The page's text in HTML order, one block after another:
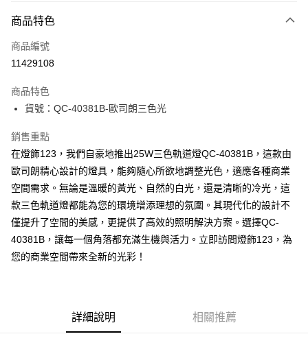
信用卡一次付款
LINE Pay
街口支付
悠遊付
Google Pay
全盈+PAY
AFTEE先享後付
相關說明
【關於「AFTEE先享後付」】
AFTEE先享後付是「在收到商品之後才付款」的支付方式。 讓您購物簡單
便利好安心！
【「AFTEE先享後付」結帳流程】
每筆NT$180，滿NT$5,000(含以上)免運費
商品特色
商品編號
11429108
商品特色
貨號：QC-40381B-歐司朗三色光
銷售重點
在燈飾123，我們自豪地推出25W三色軌道燈QC-40381B，這款由
歐司朗精心設計的燈具，能夠隨心所欲地調整光色，適應各種商業
空間需求。無論是溫暖的黃光、自然的白光，還是清晰的冷光，這
款三色軌道燈都能為您的環境增添理想的氛圍。其現代化的設計不
僅提升了空間的美感，更提供了高效的照明解決方案。選擇QC-
40381B，讓每一個角落都充滿生機與活力。立即訪問燈飾123，為
您的商業空間帶來全新的光彩！
詳細說明 相關推薦